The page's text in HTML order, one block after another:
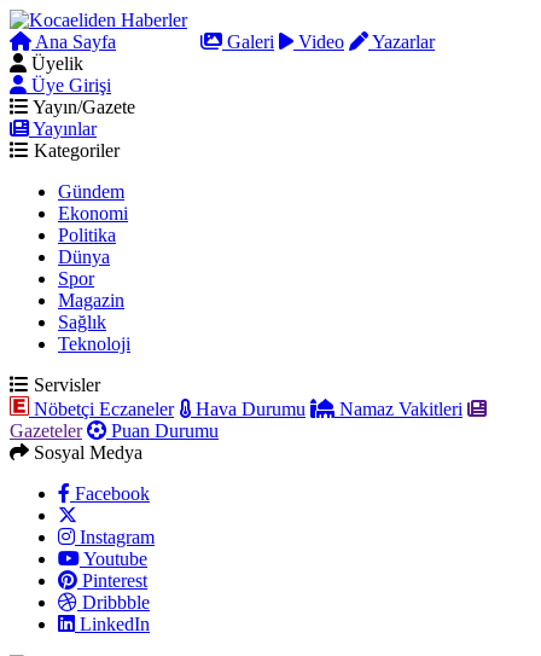
Ana Sayfa Galeri Video
Yazarlar
Üyelik
Üye Girişi
Yayın/Gazete
Yayınlar
Kategoriler
Gündem
Ekonomi
Politika
Dünya
Spor
Magazin
Sağlık
Teknoloji
Servisler
Nöbetçi Eczaneler
Hava Durumu
Namaz Vakitleri
Gazeteler
Puan Durumu
Sosyal Medya
Facebook
Instagram
Youtube
Pinterest
Dribbble
LinkedIn